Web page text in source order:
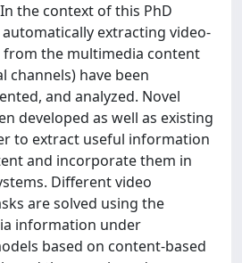
the context of this PhD
extracting video-
the multimedia content
channels) have been
and analyzed. Novel
developed as well as existing
to extract useful information
and incorporate them in
Different video
are solved using the
information under
based on content-based